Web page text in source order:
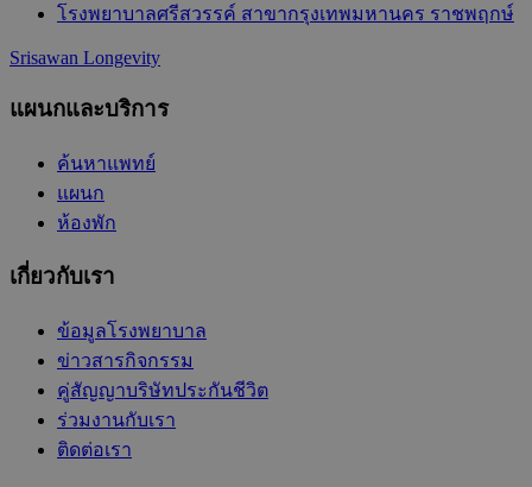
โรงพยาบาลศรีสวรรค์ สาขากรุงเทพมหานคร ราชพฤกษ์
Srisawan Longevity
แผนกและบริการ
ค้นหาแพทย์
แผนก
ห้องพัก
เกี่ยวกับเรา
ข้อมูลโรงพยาบาล
ข่าวสารกิจกรรม
คู่สัญญาบริษัทประกันชีวิต
ร่วมงานกับเรา
ติดต่อเรา